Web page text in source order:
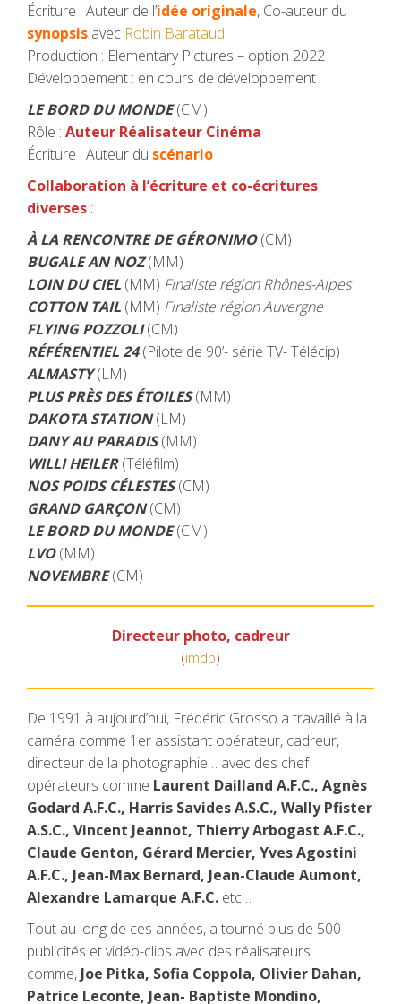
Écriture : Auteur de l’idée originale, Co-auteur du
synopsis avec Robin Barataud
Production : Elementary Pictures – option 2022
Développement : en cours de développement
LE BORD DU MONDE(CM)
Rôle : Auteur Réalisateur Cinéma
Écriture : Auteur du scénario
Collaboration à l’écriture et co-écritures
diverses :
À LA RENCONTRE DE GÉRONIMO (CM)
BUGALE AN NOZ(MM)
LOIN DU CIEL (MM) Finaliste région Rhônes-Alpes
COTTON TAIL (MM) Finaliste région Auvergne
FLYING POZZOLI(CM)
RÉFÉRENTIEL 24(Pilote de 90’- série TV- Télécip)
ALMASTY(LM)
PLUS PRÈS DES ÉTOILES(MM)
DAKOTA STATION(LM)
DANY AU PARADIS(MM)
WILLI HEILER(Téléfilm)
NOS POIDS CÉLESTES(CM)
GRAND GARÇON(CM)
LE BORD DU MONDE(CM)
LVO (MM)
NOVEMBRE(CM)
Directeur photo, cadreur
(imdb)
De 1991 à aujourd’hui, Frédéric Grosso a travaillé à la
caméra comme 1er assistant opérateur, cadreur,
directeur de la photographie… avec des chef
opérateurs comme Laurent Dailland A.F.C., Agnès
Godard A.F.C., Harris Savides A.S.C., Wally Pfister
A.S.C., Vincent Jeannot, Thierry Arbogast A.F.C.,
Claude Genton, Gérard Mercier, Yves Agostini
A.F.C., Jean-Max Bernard, Jean-Claude Aumont,
Alexandre Lamarque A.F.C. etc…
Tout au long de ces années, a tourné plus de 500
publicités et vidéo-clips avec des réalisateurs
comme, Joe Pitka, Sofia Coppola, Olivier Dahan,
Patrice Leconte, Jean- Baptiste Mondino,